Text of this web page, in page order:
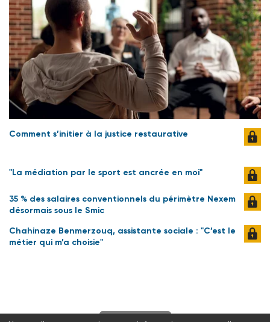
Comment s’initier à la justice restaurative
"La médiation par le sport est ancrée en moi"
35 % des salaires conventionnels du périmètre Nexem
désormais sous le Smic
Chahinaze Benmerzouq, assistante sociale : "C’est le
métier qui m’a choisie"